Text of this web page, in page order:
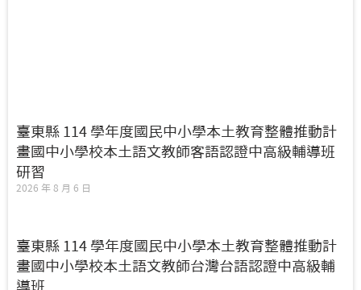
臺東縣 114 學年度國民中小學本土教育整體推動計
畫國中小學校本土語文教師客語認證中高級輔導班
研習
2026 年 8 月 6 日
臺東縣 114 學年度國民中小學本土教育整體推動計
畫國中小學校本土語文教師台灣台語認證中高級輔
導班